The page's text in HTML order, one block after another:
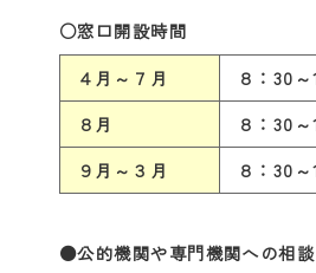
○窓口開設時間
４月～７月
８：30
８月
８：30
９月～３月
８：30
●公的機関や専門機関への相